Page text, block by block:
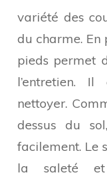
variété des
du charme. En
pieds permet
l’entretien.
nettoyer.
dessus du
facilement. Le
la saleté